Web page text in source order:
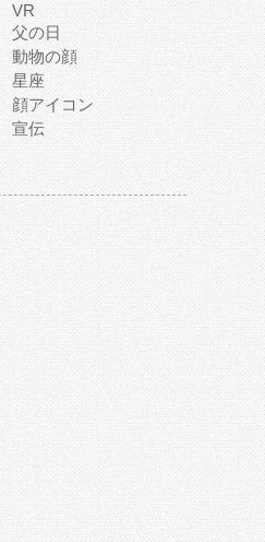
VR
父の日
動物の顔
星座
顔アイコン
宣伝